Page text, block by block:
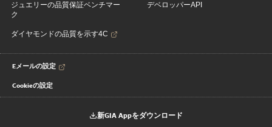
ジュエリーの品質保証ベンチマー
ク
ダイヤモンドの品質を示す4C
デベロッパーAPI
Eメールの設定
Cookieの設定
新GIA Appをダウンロード